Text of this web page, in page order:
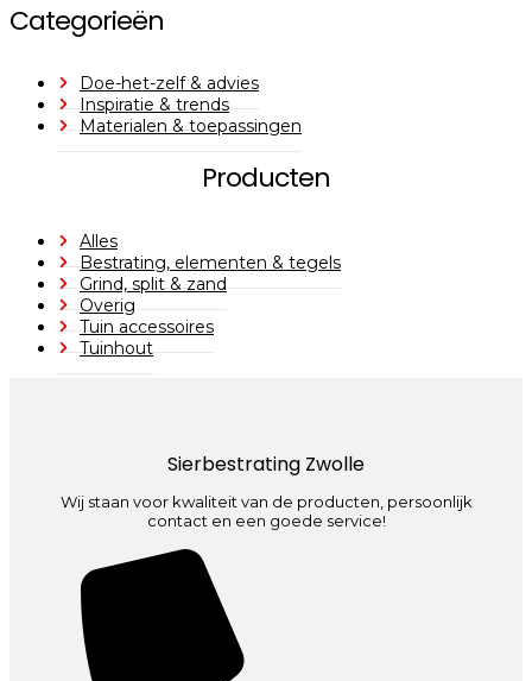
Categorieën
Doe-het-zelf & advies
Inspiratie & trends
Materialen & toepassingen
Producten
Alles
Bestrating, elementen & tegels
Grind, split & zand
Overig
Tuin accessoires
Tuinhout
Sierbestrating Zwolle
Wij staan voor kwaliteit van de producten, persoonlijk
contact en een goede service!